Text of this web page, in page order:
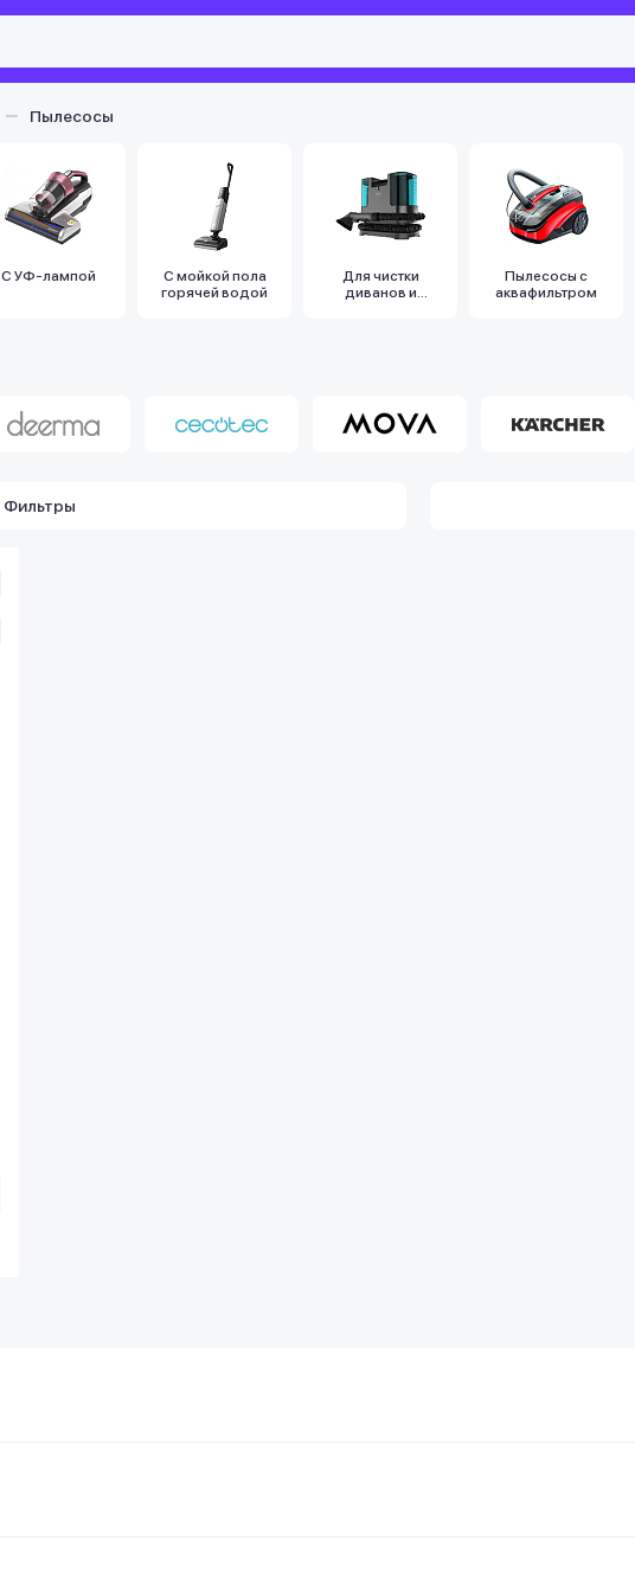
Пылесосы
С УФ-лампой
С мойкой пола
горячей водой
Для чистки
диванов и
Пылесосы с
аквафильтром
Фильтры